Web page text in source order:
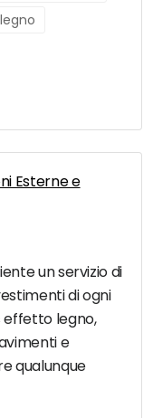
Esterne e
un servizio di
di ogni
effetto legno,
e
qualunque